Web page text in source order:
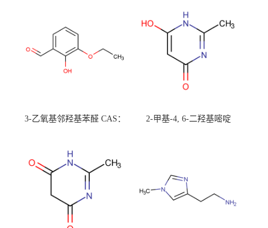
3-乙氧基邻羟基苯醛 CAS：
校可先用后付
2-甲基-4, 6-二羟基嘧啶